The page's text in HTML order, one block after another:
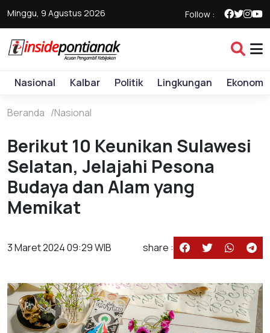
Minggu, 9 Agustus 2026 Follow :
Nasional Kalbar Politik Lingkungan Ekonomi
Beranda Nasional
Berikut 10 Keunikan Sulawesi
Selatan, Jelajahi Pesona
Budaya dan Alam yang
Memikat
3 Maret 2024 09:29 WIB share :